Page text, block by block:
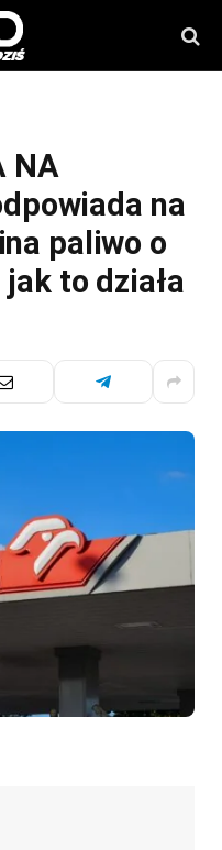
NA
na
paliwo o
to działa